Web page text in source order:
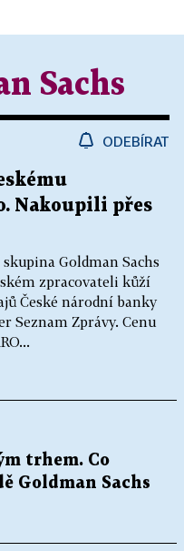
Sachs
ODEBÍRAT
Nakoupili přes
Goldman Sachs
zpracovateli kůží
České národní banky
Seznam Zprávy. Cenu
trhem. Co
Goldman Sachs